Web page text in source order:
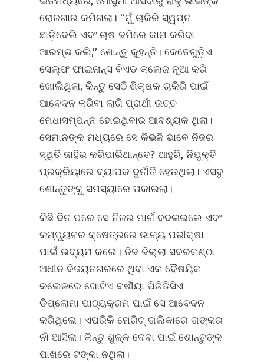
ରୋଜଗାର କମିଗଲା। ‘‘ମୁଁ ଚାକିରି ସ୍ୱପ୍ନ
ଛାଡ଼ିଦେଲି ଏବଂ ଚାଷ ଜମିରେ କାମ କରିବା
ଆରମ୍ଭ କଲି,’’ ଶୋନ୍ତୁ କୁହନ୍ତି। କେତେଗୁଡ଼ିଏ
ସେଲ୍‌ଫ ଫାଇନାନ୍ସ ବିଏଡ କଲେଜ ନୂଆ କରି
ଖୋଲିଥିଲା, କିନ୍ତୁ ସେଠି ଶିକ୍ଷକ ଚାକିରି ପାଇଁ
ଆବେଦନ କରିବା ଲାଗି ପ୍ରାର୍ଥୀ ଉଚ୍ଚ
ମେଧାସମ୍ପନ୍ନ ହୋଇଥିବାର ଆବଶ୍ୟକ ଥିଲା।
ସେମାନଙ୍କ ମଧ୍ୟରେ ସେ କିଭଳି ଭାବେ ନିଜର
ସ୍ଥିତି ଜାହିର କରିପାରିଥାନ୍ତେ? ଆହୁରି, ନିଯୁକ୍ତି
ପ୍ରକ୍ରିୟାରେ ବ୍ୟାପକ ଦୁର୍ନୀତି ହେଉଥିଲା। ଏସବୁ
ଶୋନ୍ତୁଙ୍କୁ ସମସ୍ୟାରେ ପକାଇଲା।
କିଛି ଦିନ ପରେ ସେ ନିଜର ମାର୍ଗ ବଦଳାଇଲେ ଏବଂ
କମ୍ପ୍ୟୁଟର କ୍ଷେତ୍ରରେ ଭାଗ୍ୟ ପରୀକ୍ଷା
ପାଇଁ ଉଦ୍ୟମ କଲେ। ନିଜ ଜିଲ୍ଲା ସବରକଣ୍ଠା
ଅଧୀନ ବିଜୟନଗରରେ ଥିବା ଏକ ବୈଷୟିକ
କଲେଜରେ ଗୋଟିଏ ବର୍ଷୀୟା ପିଜିଡିସିଏ
ଡିପ୍ଲୋମା ପାଠ୍ୟକ୍ରମ ପାଇଁ ସେ ଆବେଦନ
କରିଥିଲେ। ଏପରିକି ମେରିଟ୍‌ ତାଲିକାରେ ତାଙ୍କର
ନାଁ ଆସିଲା। କିନ୍ତୁ ଶୁଳ୍କ ଦେବା ପାଇଁ ଶୋନ୍ତୁଙ୍କ
ପାଖରେ ଟଙ୍କା ନଥିଲା।